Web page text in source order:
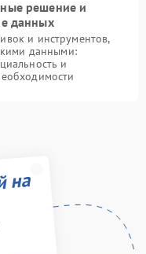
решение и
данных
и инструментов,
данными:
и
на